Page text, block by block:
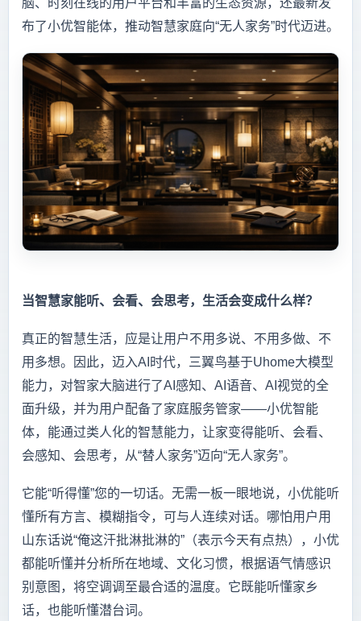
脑、时刻在线的用户平台和丰富的生态资源，还最新发
布了小优智能体，推动智慧家庭向“无人家务”时代迈进。
当智慧家能听、会看、会思考，生活会变成什么样？
真正的智慧生活，应是让用户不用多说、不用多做、不
用多想。因此，迈入AI时代，三翼鸟基于Uhome大模型
能力，对智家大脑进行了AI感知、AI语音、AI视觉的全
面升级，并为用户配备了家庭服务管家——小优智能
体，能通过类人化的智慧能力，让家变得能听、会看、
会感知、会思考，从“替人家务”迈向“无人家务”。
它能“听得懂”您的一切话。无需一板一眼地说，小优能听
懂所有方言、模糊指令，可与人连续对话。哪怕用户用
山东话说“俺这汗批淋批淋的”（表示今天有点热），小优
都能听懂并分析所在地域、文化习惯，根据语气情感识
别意图，将空调调至最合适的温度。它既能听懂家乡
话，也能听懂潜台词。